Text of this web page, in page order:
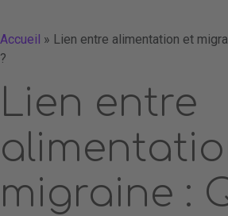
Accueil » Lien entre alimentation et
?
Lien entre
migraine :